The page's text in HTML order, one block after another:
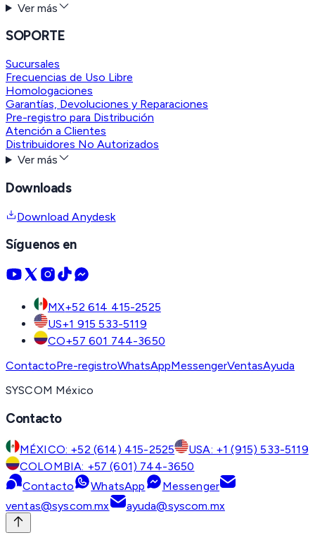
Ver más
SOPORTE
Sucursales
Frecuencias de Uso Libre
Homologaciones
Garantías, Devoluciones y Reparaciones
Pre-registro para Distribución
Atención a Clientes
Distribuidores No Autorizados
Ver más
Downloads
Download Anydesk
Síguenos en
MX+52 614 415-2525
US+1 915 533-5119
CO+57 601 744-3650
ContactoPre-registroWhatsAppMessengerVentasAyuda
SYSCOM México
Contacto
MÉXICO: +52 (614) 415-2525
USA: +1 (915) 533-5119
COLOMBIA: +57 (601) 744-3650
Contacto
WhatsApp
Messenger
ventas@syscom.mx
ayuda@syscom.mx